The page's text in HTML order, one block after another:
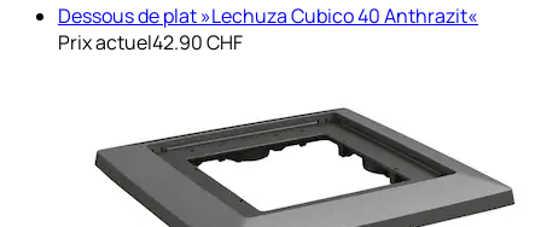
Dessous de plat »Lechuza Cubico 40 Anthrazit«
Prix actuel42.90 CHF